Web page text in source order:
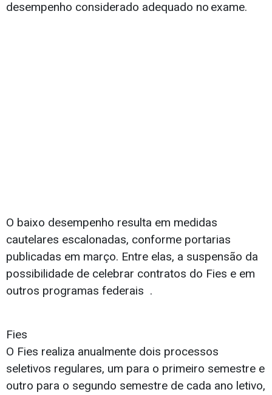
desempenho considerado adequado no exame.
O baixo desempenho resulta em medidas
cautelares escalonadas, conforme portarias
publicadas em março. Entre elas, a suspensão da
possibilidade de celebrar contratos do Fies e em
outros programas federais .
Fies
O Fies realiza anualmente dois processos
seletivos regulares, um para o primeiro semestre e
outro para o segundo semestre de cada ano letivo,